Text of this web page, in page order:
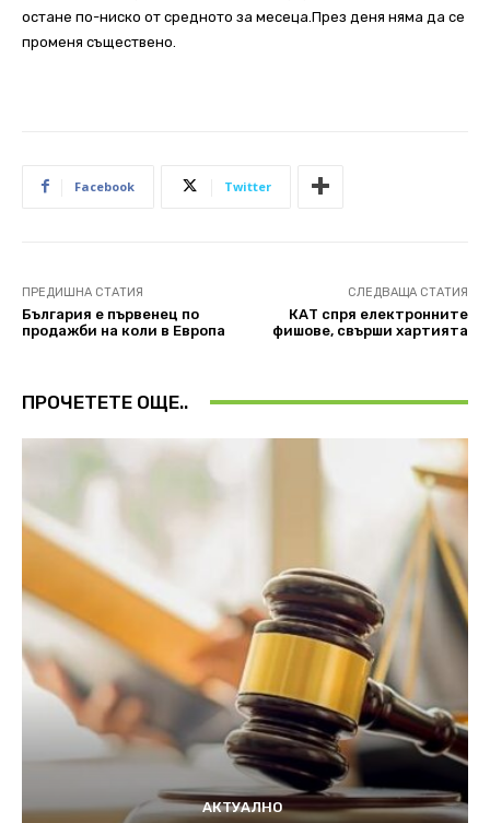
остане по-ниско от средното за месеца.През деня няма да се
променя съществено.
Facebook Twitter
ПРЕДИШНА СТАТИЯ
България е първенец по
продажби на коли в Европа
СЛЕДВАЩА СТАТИЯ
КАТ спря eлектронните
фишове, свърши хартията
ПРОЧЕТЕТЕ ОЩЕ..
АКТУАЛНО